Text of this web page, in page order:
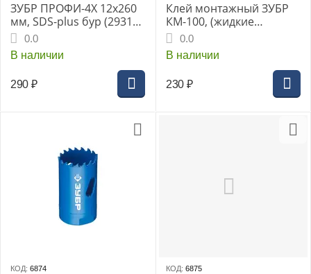
ЗУБР ПРОФИ-4Х 12x260
мм, SDS-plus бур (29313-
260-12)
0.0
В наличии
290 ₽
Клей монтажный ЗУБР
КМ-100, (жидкие
гвозжи), 300мл,
универсальный,водосто
йки, морозостойкий,
вибро- и ударопрочный,
(41331)
0.0
В наличии
230 ₽
КОД: 6874 КОД: 6875